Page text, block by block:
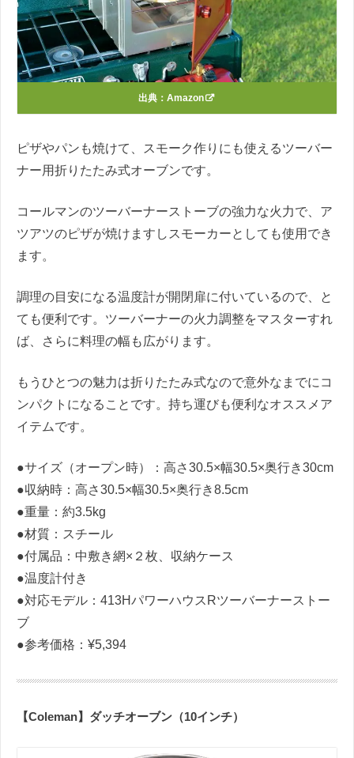
出典： Amazon
ピザやパンも焼けて、スモーク作りにも使えるツーバー
ナー用折りたたみ式オーブンです。
コールマンのツーバーナーストーブの強力な火力で、ア
ツアツのピザが焼けますしスモーカーとしても使用でき
ます。
調理の目安になる温度計が開閉扉に付いているので、と
ても便利です。ツーバーナーの火力調整をマスターすれ
ば、さらに料理の幅も広がります。
もうひとつの魅力は折りたたみ式なので意外なまでにコ
ンパクトになることです。持ち運びも便利なオススメア
イテムです。
●サイズ（オープン時）：高さ30.5×幅30.5×奥行き30cm
●収納時：高さ30.5×幅30.5×奥行き8.5cm
●重量：約3.5kg
●材質：スチール
●付属品：中敷き網×２枚、収納ケース
●温度計付き
●対応モデル：413HパワーハウスRツーバーナーストー
ブ
●参考価格：¥5,394
【Coleman】ダッチオーブン（10インチ）